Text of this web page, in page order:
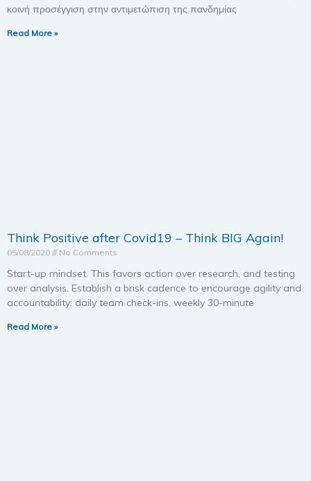
κοινή προσέγγιση στην αντιμετώπιση της πανδημίας
Read More »
Think Positive after Covid19 – Think BIG Again!
05/08/2020 No Comments
Start-up mindset. This favors action over research, and testing
over analysis. Establish a brisk cadence to encourage agility and
accountability: daily team check-ins, weekly 30-minute
Read More »